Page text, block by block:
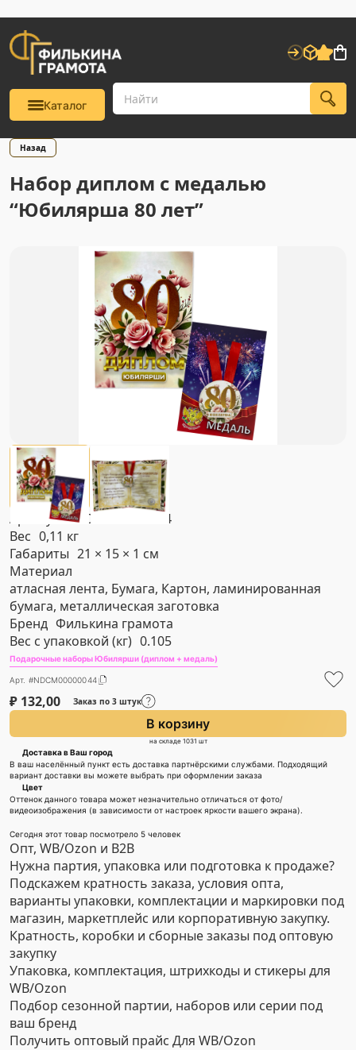
Каталог
Назад
Набор диплом с медалью
“Юбилярша 80 лет”
Артикул #NDCM00000044
Вес 0,11 кг
Габариты 21 × 15 × 1 см
Материал
атласная лента, Бумага, Картон, ламинированная
бумага, металлическая заготовка
Бренд Филькина грамота
Вес с упаковкой (кг) 0.105
Подарочные наборы Юбилярши (диплом + медаль)
Арт. #NDCM00000044
₽ 132,00 Заказ по 3 штук
В корзину
на складе 1031 шт
Доставка в Ваш город
В ваш населённый пункт есть доставка партнёрскими службами. Подходящий
вариант доставки вы можете выбрать при оформлении заказа
Цвет
Оттенок данного товара может незначительно отличаться от фото/
видеоизображения (в зависимости от настроек яркости вашего экрана).
Сегодня этот товар посмотрело 5 человек
Опт, WB/Ozon и B2B
Нужна партия, упаковка или подготовка к продаже?
Подскажем кратность заказа, условия опта,
варианты упаковки, комплектации и маркировки под
магазин, маркетплейс или корпоративную закупку.
Кратность, коробки и сборные заказы под оптовую
закупку
Упаковка, комплектация, штрихкоды и стикеры для
WB/Ozon
Подбор сезонной партии, наборов или серии под
ваш бренд
Получить оптовый прайс Для WB/Ozon